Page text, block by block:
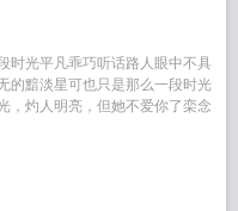
时光平凡乖巧听话路人眼中不具
的黯淡星可也只是那么一段时光
，灼人明亮，但她不爱你了栾念